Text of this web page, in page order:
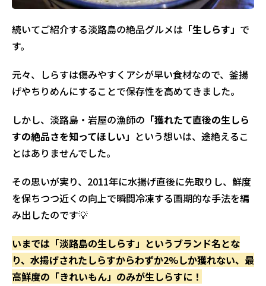
続いてご紹介する淡路島の絶品グルメは 「生しらす」 で
す。
元々、しらすは傷みやすくアシが早い食材なので、釜揚
げやちりめんにすることで保存性を高めてきました。
しかし、淡路島・岩屋の漁師の 「獲れたて直後の生しら
すの絶品さを知ってほしい」 という想いは、途絶えるこ
とはありませんでした。
その思いが実り、2011年に水揚げ直後に先取りし、鮮度
を保ちつつ近くの向上で瞬間冷凍する画期的な手法を編
み出したのです💡
いまでは「淡路島の生しらす」というブランド名とな
り、水揚げされたしらすからわずか2%しか獲れない、最
高鮮度の「きれいもん」のみが生しらすに！